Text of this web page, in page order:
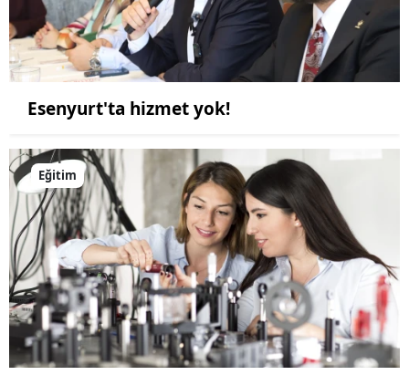
Esenyurt'ta hizmet yok!
Eğitim